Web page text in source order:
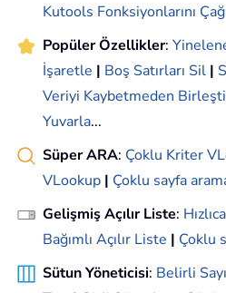
Kutools Fonksiyonlarını
Popüler Özellikler:
İşaretle | Boş Satırları Sil |
Veriyi Kaybetmeden
Yuvarla...
Süper ARA: Çoklu Kriter
VLookup | Çoklu sayfa
Gelişmiş Açılır Liste:
Bağımlı Açılır Liste | Çoklu
Sütun Yöneticisi: Belirli